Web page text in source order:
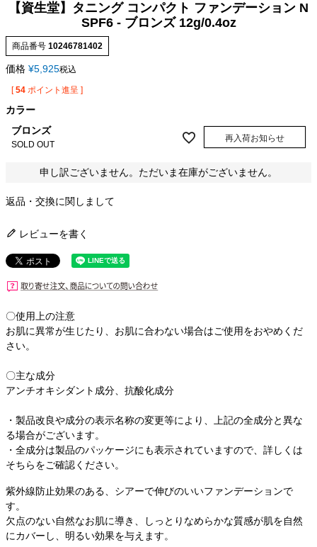
【資生堂】タニング コンパクト ファンデーション N
SPF6 - ブロンズ 12g/0.4oz
商品番号 10246781402
価格 ¥5,925税込
[ 54 ポイント進呈 ]
カラー
ブロンズ
SOLD OUT
再入荷お知らせ
申し訳ございません。ただいま在庫がございません。
返品・交換に関しまして
レビューを書く
〇使用上の注意
お肌に異常が生じたり、お肌に合わない場合はご使用をおやめくだ
さい。
〇主な成分
アンチオキシダント成分、抗酸化成分
・製品改良や成分の表示名称の変更等により、上記の全成分と異な
る場合がございます。
・全成分は製品のパッケージにも表示されていますので、詳しくは
そちらをご確認ください。
紫外線防止効果のある、シアーで伸びのいいファンデーションで
す。
欠点のない自然なお肌に導き、しっとりなめらかな質感が肌を自然
にカバーし、明るい効果を与えます。